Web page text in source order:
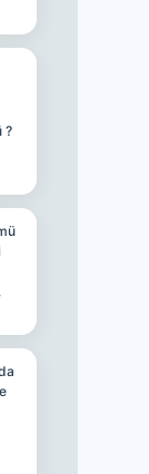
?